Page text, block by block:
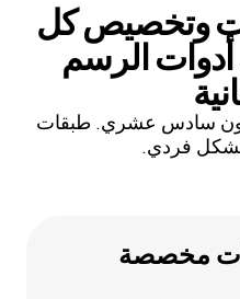
وتخصيص كل
أدوات الرسم
لون سادس عشري. طبقات
بشكل فردي.
مخصصة